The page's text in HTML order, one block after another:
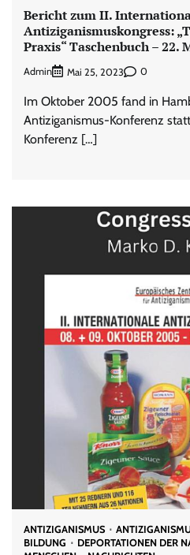
Bericht zum II.
Antiziganismuskongress:
Praxis“ Taschenbuch – 22.
Admin Mai 25, 2023 0
Im Oktober 2005 fand in
Antiziganismus-Konferenz
Konferenz […]
ANTIZIGANISMUS
BILDUNG
DEPORTATIONEN DER